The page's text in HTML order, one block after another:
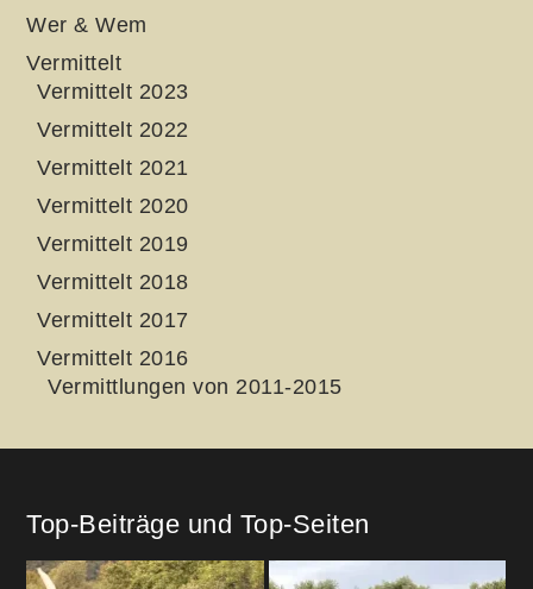
Wer & Wem
Vermittelt
Vermittelt 2023
Vermittelt 2022
Vermittelt 2021
Vermittelt 2020
Vermittelt 2019
Vermittelt 2018
Vermittelt 2017
Vermittelt 2016
Vermittlungen von 2011-2015
Top-Beiträge und Top-Seiten